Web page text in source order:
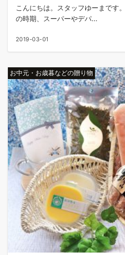
こんにちは。スタッフゆーまです
の時期、スーパーやデパ...
2019-03-01
お中元・お歳暮などの贈り物